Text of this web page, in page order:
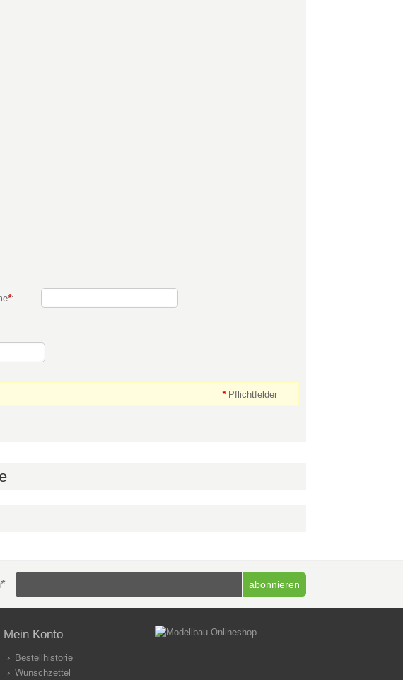
*:
*Pflichtfelder
Mein Konto
Bestellhistorie
Wunschzettel